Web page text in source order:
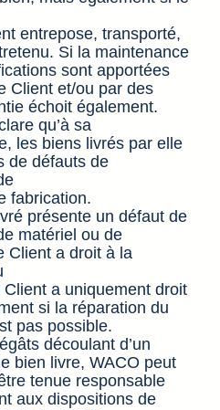
entrepose, transporté,
Si la maintenance
sont apportées
Client et/ou par des
échoit également.
qu’à sa
les biens livrés par elle
de défauts de
fabrication.
présente un défaut de
matériel ou de
Client a droit à la
Client a uniquement droit
si la réparation du
pas possible.
découlant d’un
bien livre, WACO peut
tenue responsable
aux dispositions de